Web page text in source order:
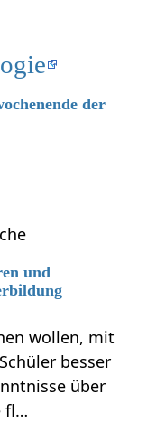
der
und
wollen, mit
besser
über
fl…